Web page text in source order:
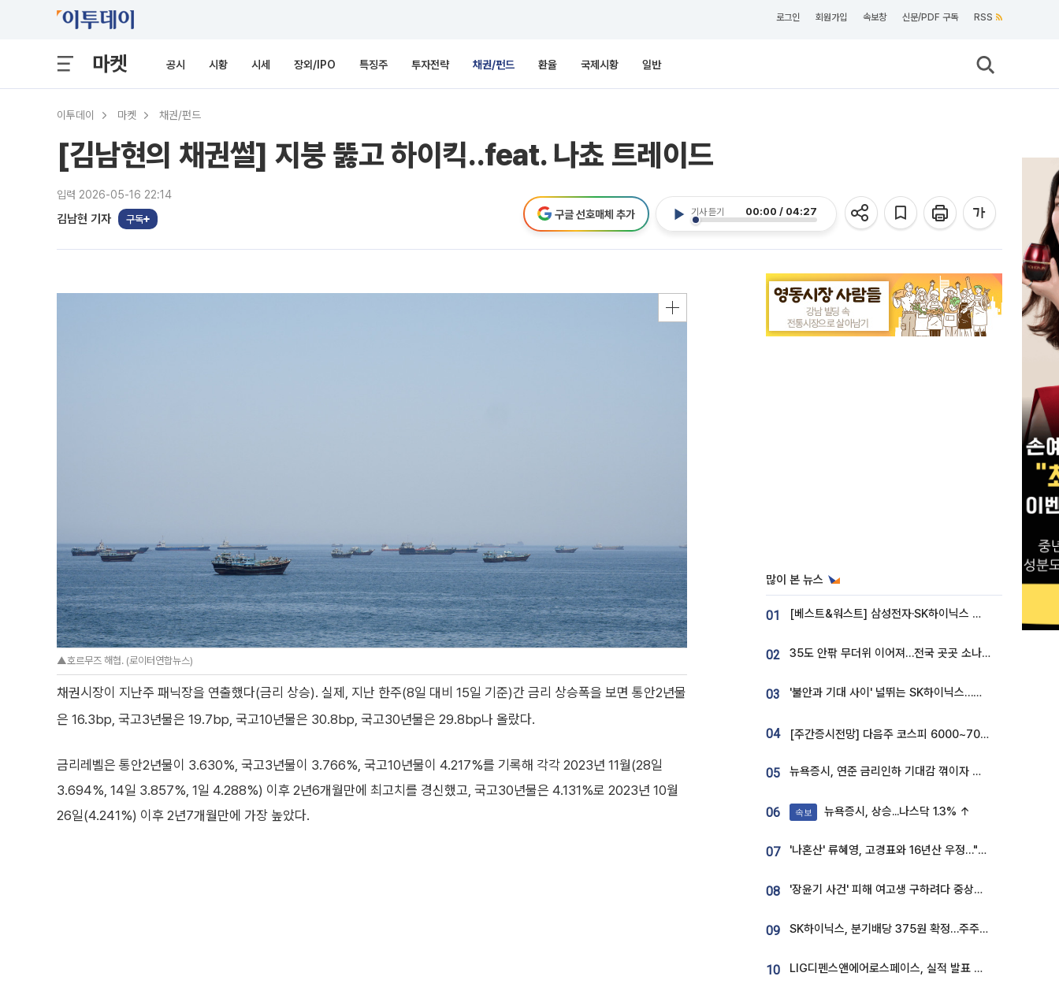
로그인 회원가입 속보창 신문/PDF 구독 RSS
마켓 공시 시황 시세 장외/IPO 특징주 투자전략 채권/펀드 환율 국제시황 일반
이투데이 마켓 채권/펀드
[김남현의 채권썰] 지붕 뚫고 하이킥..feat. 나쵸 트레이드
입력 2026-05-16 22:14
김남현 기자 구독
기사 듣기 00:00 / 04:27
구글 선호매체 추가
▲호르무즈 해협. (로이터연합뉴스)
채권시장이 지난주 패닉장을 연출했다(금리 상승). 실제, 지난 한주(8일 대비 15일 기준)간 금리 상승폭을 보면 통안2년물
은 16.3bp, 국고3년물은 19.7bp, 국고10년물은 30.8bp, 국고30년물은 29.8bp나 올랐다.
금리레벨은 통안2년물이 3.630%, 국고3년물이 3.766%, 국고10년물이 4.217%를 기록해 각각 2023년 11월(28일
3.694%, 14일 3.857%, 1일 4.288%) 이후 2년6개월만에 최고치를 경신했고, 국고30년물은 4.131%로 2023년 10월
26일(4.241%) 이후 2년7개월만에 가장 높았다.
많이 본 뉴스
01 [베스트&워스트] 삼성전자·SK하이닉스 밀린 한 주…상상인증권은 85% 급등
02 35도 안팎 무더위 이어져…전국 곳곳 소나기 [오늘 날씨]
03 '불안과 기대 사이' 널뛰는 SK하이닉스…증권가 "HBM4·LTA 기반 펀터멘털 견고"
04 [주간증시전망] 다음주 코스피 6000~7000⋯“外人 수급은 정책이 변수”
05 뉴욕증시, 연준 금리인하 기대감 꺾이자 상승...S&P500 사상 최고치 [종합]
06 속보 뉴욕증시, 상승...나스닥 1.3% ↑
07 '나혼산' 류혜영, 고경표와 16년산 우정…"자취방서 부모님과 마주쳐"
08 '장윤기 사건' 피해 여고생 구하려다 중상…고교생 의상자 지정
09 SK하이닉스, 분기배당 375원 확정…주주환원책 9월로 앞당겨 발표
10 LIG디펜스앤에어로스페이스, 실적 발표 후 급락→반등⋯증권가 “28년까지 튼튼”